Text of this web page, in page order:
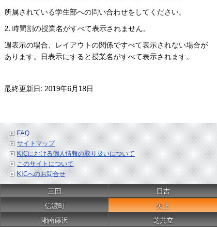
所属されている学生部への問い合わせをしてください。
2. 時間割の授業名がすべて表示されません。
週表示の場合、レイアウトの関係ですべて表示されない場合が
あります。日表示にすると授業名がすべて表示されます。
最終更新日: 2019年6月18日
FAQ
サイトマップ
KICにおける個人情報の取り扱いについて
このサイトについて
KICへのお問合せ
三田
日吉
信濃町
矢上
湘南藤沢
芝共立